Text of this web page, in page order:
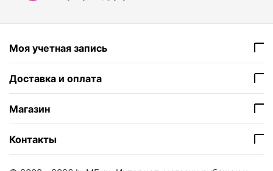
Моя учетная запись
Доставка и оплата
Магазин
Контакты